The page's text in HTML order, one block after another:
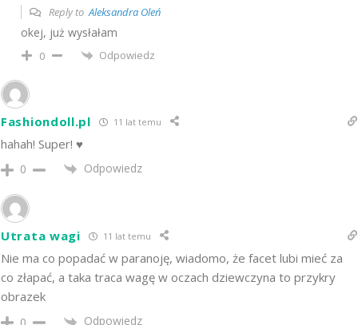
Reply toAleksandra Oleń
okej, już wysłałam
0 Odpowiedz
Fashiondoll.pl 11 lat temu
hahah! Super! ♥
0 Odpowiedz
Utrata wagi 11 lat temu
Nie ma co popadać w paranoję, wiadomo, że facet lubi mieć za
co złapać, a taka traca wagę w oczach dziewczyna to przykry
obrazek
0 Odpowiedz